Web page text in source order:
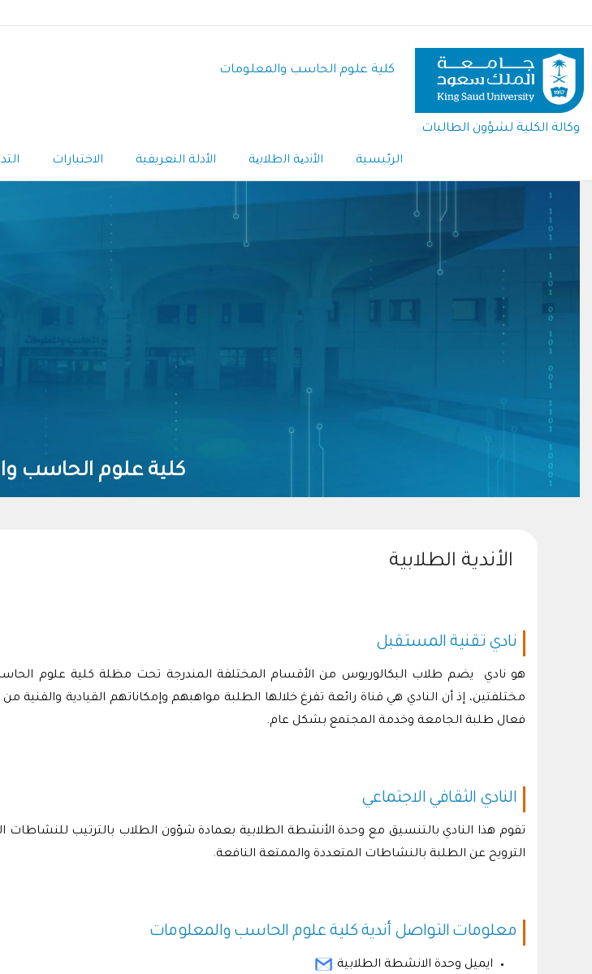
المحتوى
الرئيسي
كلية علوم الحاسب والمعلومات
وكالة الكلية لشؤون الطالبات
الرئيسية اﻷﻧدﯾﺔ اﻟطﻼﺑﯾﺔ الأدلة التعريفية الاختبارات
كلية علوم الحاسب
الأندية الطلابية
نادي تقنية المستقبل
هو نادي يضم طلاب البكالوريوس من اﻷقسام المختلفة المندرجة تحت مظلة كلية علوم
مختلفتين، إذ أن النادي هي قناة رائعة تفرغ خلالها الطلبة مواهبهم وإمكاناتهم القيادية
فعال طلبة الجامعة وخدمة المجتمع بشكل عام.
النادي الثقافي اﻻجتماعي
تقوم هذا النادي بالتنسيق مع وحدة اﻷنشطة الطلابية بعمادة شؤون الطلاب بالترتيب
الترويح عن الطلبة بالنشاطات المتعددة والممتعة النافعة.
معلومات التواصل أندية كلية علوم الحاسب والمعلومات
ايميل وحدة الانشطة الطلابية